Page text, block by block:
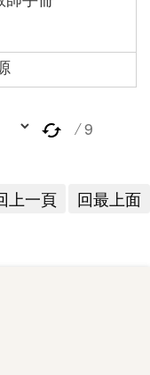
/ 9
上一頁 回最上面